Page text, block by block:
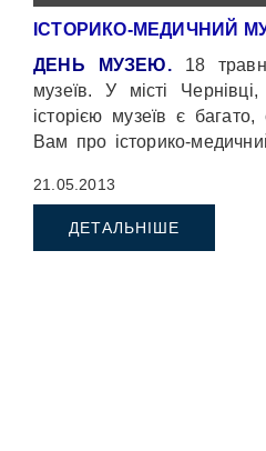
ІСТОРИКО-МЕДИЧНИЙ
ДЕНЬ МУЗЕЮ.18
музеїв. У місті
історією музеїв є
Вам про історико-
21.05.2013
ДЕТАЛЬНІШЕ